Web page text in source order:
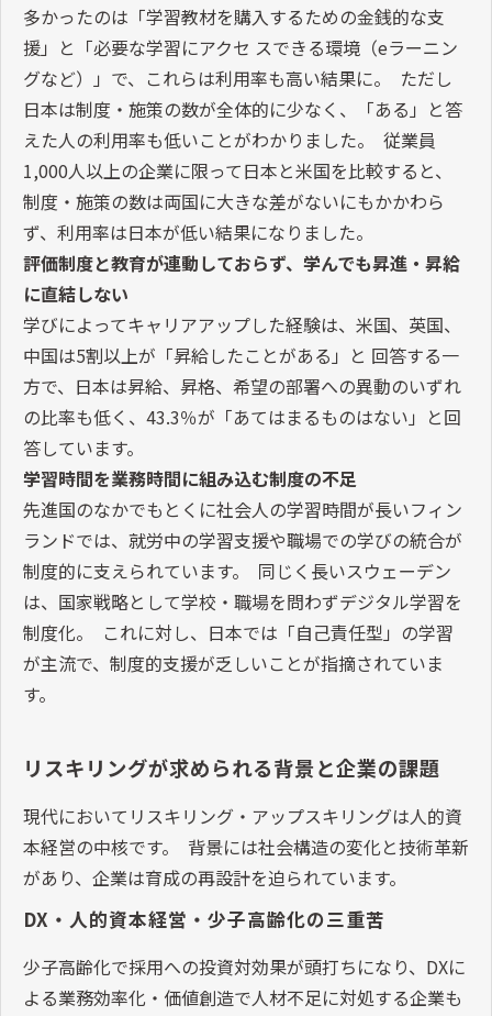
多かったのは「学習教材を購入するための金銭的な支
援」と「必要な学習にアクセ スできる環境（eラーニン
グなど）」で、これらは利用率も高い結果に。 ただし
日本は制度・施策の数が全体的に少なく、「ある」と答
えた人の利用率も低いことがわかりました。 従業員
1,000人以上の企業に限って日本と米国を比較すると、
制度・施策の数は両国に大きな差がないにもかかわら
ず、利用率は日本が低い結果になりました。
評価制度と教育が連動しておらず、学んでも昇進・昇給
に直結しない
学びによってキャリアアップした経験は、米国、英国、
中国は5割以上が「昇給したことがある」と 回答する一
方で、日本は昇給、昇格、希望の部署への異動のいずれ
の比率も低く、43.3％が「あてはまるものはない」と回
答しています。
学習時間を業務時間に組み込む制度の不足
先進国のなかでもとくに社会人の学習時間が長いフィン
ランドでは、就労中の学習支援や職場での学びの統合が
制度的に支えられています。 同じく長いスウェーデン
は、国家戦略として学校・職場を問わずデジタル学習を
制度化。 これに対し、日本では「自己責任型」の学習
が主流で、制度的支援が乏しいことが指摘されていま
す。
リスキリングが求められる背景と企業の課題
現代においてリスキリング・アップスキリングは人的資
本経営の中核です。 背景には社会構造の変化と技術革新
があり、企業は育成の再設計を迫られています。
DX・人的資本経営・少子高齢化の三重苦
少子高齢化で採用への投資対効果が頭打ちになり、DXに
よる業務効率化・価値創造で人材不足に対処する企業も